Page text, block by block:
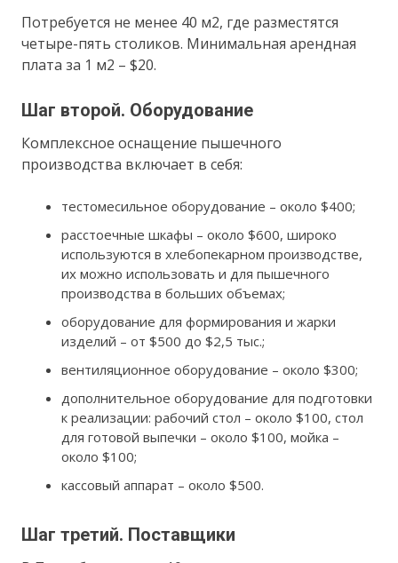
Потребуется не менее 40 м2, где разместятся
четыре-пять столиков. Минимальная арендная
плата за 1 м2 – $20.
Шаг второй. Оборудование
Комплексное оснащение пышечного
производства включает в себя:
тестомесильное оборудование – около $400;
расстоечные шкафы – около $600, широко
используются в хлебопекарном производстве,
их можно использовать и для пышечного
производства в больших объемах;
оборудование для формирования и жарки
изделий – от $500 до $2,5 тыс.;
вентиляционное оборудование – около $300;
дополнительное оборудование для подготовки
к реализации: рабочий стол – около $100, стол
для готовой выпечки – около $100, мойка –
около $100;
кассовый аппарат – около $500.
Шаг третий. Поставщики